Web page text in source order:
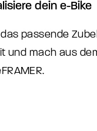
dein e-Bike
passende
und mach aus